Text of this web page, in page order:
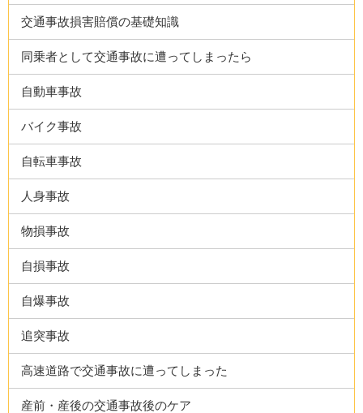
交通事故損害賠償の基礎知識
同乗者として交通事故に遭ってしまったら
自動車事故
バイク事故
自転車事故
人身事故
物損事故
自損事故
自爆事故
追突事故
高速道路で交通事故に遭ってしまった
産前・産後の交通事故後のケア